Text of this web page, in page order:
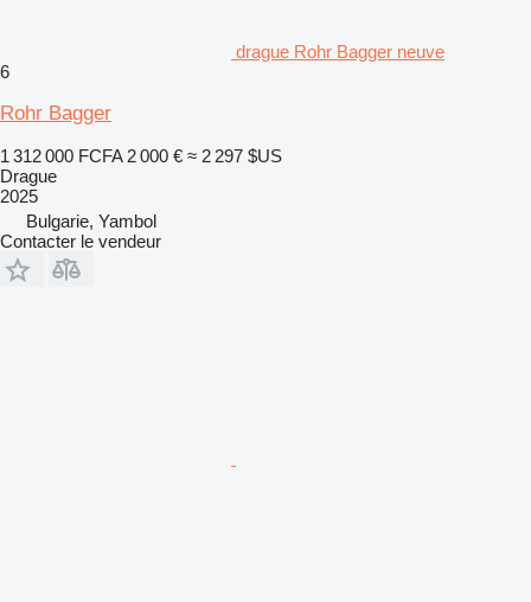
drague Rohr Bagger neuve
6
Rohr Bagger
1 312 000 FCFA 2 000 € ≈ 2 297 $US
Drague
2025
Bulgarie, Yambol
Contacter le vendeur